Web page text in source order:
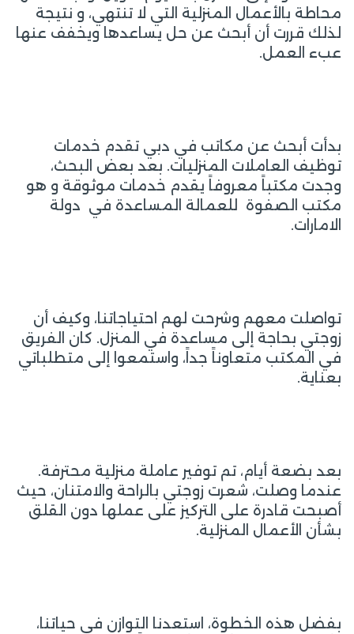
محاطة بالأعمال المنزلية التي لا تنتهي، و نتيجة
لذلك قررت أن أبحث عن حل يساعدها ويخفف عنها
عبء العمل.
بدأت أبحث عن مكاتب في دبي تقدم خدمات
توظيف العاملات المنزليات. بعد بعض البحث،
وجدت مكتباً معروفاً يقدم خدمات موثوقة و هو
مكتب الصفوة للعمالة المساعدة في دولة
الامارات.
تواصلت معهم وشرحت لهم احتياجاتنا، وكيف أن
زوجتي بحاجة إلى مساعدة في المنزل. كان الفريق
في المكتب متعاوناً جداً، واستمعوا إلى متطلباتي
بعناية.
بعد بضعة أيام، تم توفير عاملة منزلية محترفة.
عندما وصلت، شعرت زوجتي بالراحة والامتنان، حيث
أصبحت قادرة على التركيز على عملها دون القلق
بشأن الأعمال المنزلية.
بفضل هذه الخطوة، استعدنا التوازن في حياتنا،